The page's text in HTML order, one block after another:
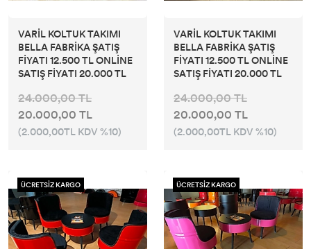
VARİL KOLTUK TAKIMI
BELLA FABRİKA ŞATIŞ
FİYATI 12.500 TL ONLİNE
SATIŞ FİYATI 20.000 TL
24.000,00 TL
20.000,00 TL
(2.000,00TL KDV %10)
VARİL KOLTUK TAKIMI
BELLA FABRİKA ŞATIŞ
FİYATI 12.500 TL ONLİNE
SATIŞ FİYATI 20.000 TL
24.000,00 TL
20.000,00 TL
(2.000,00TL KDV %10)
ÜCRETSİZ KARGO ÜCRETSİZ KARGO